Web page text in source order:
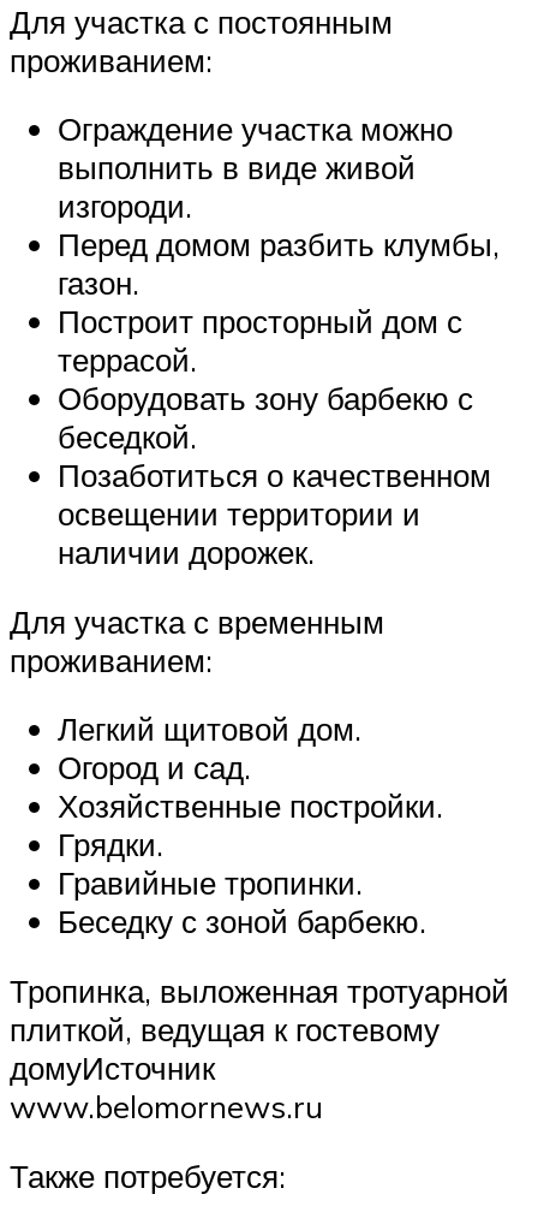
Для участка с постоянным
проживанием:
Ограждение участка можно
выполнить в виде живой
изгороди.
Перед домом разбить клумбы,
газон.
Построит просторный дом с
террасой.
Оборудовать зону барбекю с
беседкой.
Позаботиться о качественном
освещении территории и
наличии дорожек.
Для участка с временным
проживанием:
Легкий щитовой дом.
Огород и сад.
Хозяйственные постройки.
Грядки.
Гравийные тропинки.
Беседку с зоной барбекю.
Тропинка, выложенная тротуарной
плиткой, ведущая к гостевому
домуИсточник
www.belomornews.ru
Также потребуется: